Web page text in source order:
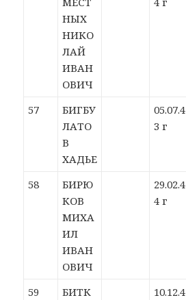
НЫХ
НИКО
ЛАЙ
ИВАН
ОВИЧ
57
БИГБУ
ЛАТО
В
ХАДЬЕ
05.07.4
3 г
58
БИРЮ
КОВ
МИХА
ИЛ
ИВАН
ОВИЧ
29.02.4
4 г
59
БИТК
10.12.4